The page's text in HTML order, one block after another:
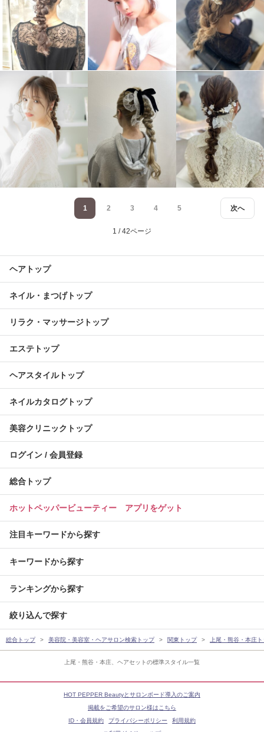
上尾・熊谷・本庄、ヘアセットの標準スタイル一覧
次へ
1 2 3 4 5
1 / 42ページ
ヘアトップ
ネイル・まつげトップ
リラク・マッサージトップ
エステトップ
ヘアスタイルトップ
ネイルカタログトップ
美容クリニックトップ
ログイン / 会員登録
総合トップ
ホットペッパービューティー アプリをゲット
注目キーワードから探す
キーワードから探す
ランキングから探す
絞り込んで探す
総合トップ 美容院・美容室・ヘアサロン検索トップ 関東トップ 上尾・熊谷・本庄
HOT PEPPER Beautyとサロンボード導入のご案内
掲載をご希望のサロン様はこちら
ID・会員規約
プライバシーポリシー
利用規約